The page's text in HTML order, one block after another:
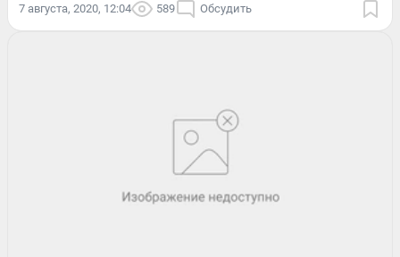
7 августа, 2020, 12:04 589 Обсудить